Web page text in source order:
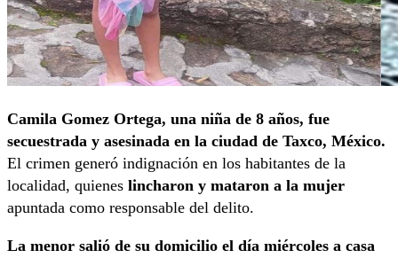
Camila Gomez Ortega, una niña de 8 años, fue
secuestrada y asesinada en la ciudad de Taxco, México.
El crimen generó indignación en los habitantes de la
localidad, quienes lincharon y mataron a la mujer
apuntada como responsable del delito.
La menor salió de su domicilio el día miércoles a casa